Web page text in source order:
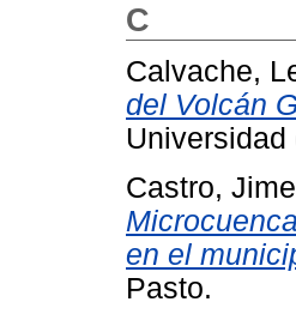
C
Calvache,
del Volcán
Castro,
en el
Pasto.